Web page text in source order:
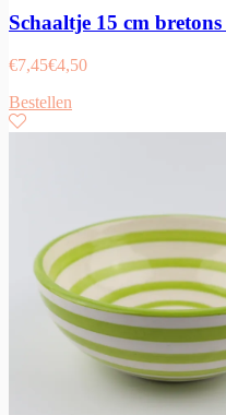
Schaaltje 15 cm
€7,45€4,50
Bestellen